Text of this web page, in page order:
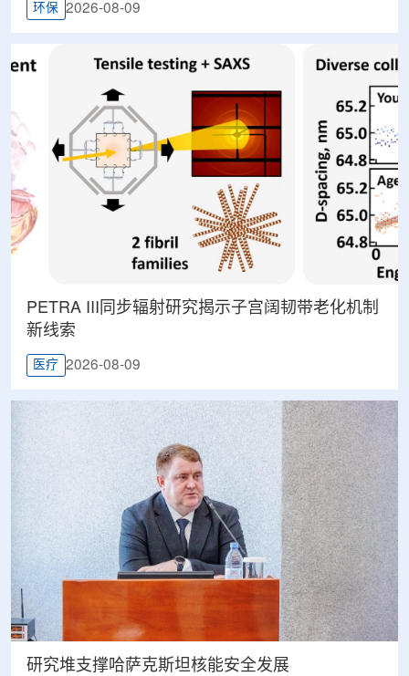
环保 2026-08-09
PETRA III同步辐射研究揭示子宫阔韧带老化机制
新线索
医疗 2026-08-09
研究堆支撑哈萨克斯坦核能安全发展